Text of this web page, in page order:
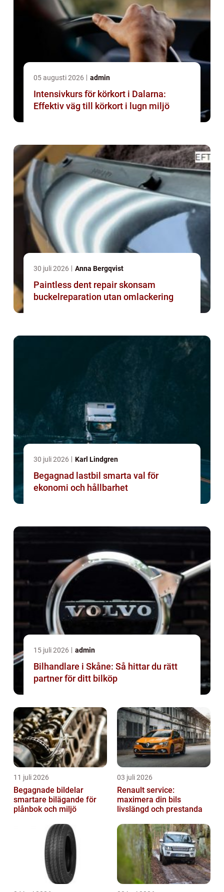
05 augusti 2026 admin
Intensivkurs för körkort i Dalarna:
Effektiv väg till körkort i lugn miljö
30 juli 2026 Anna Bergqvist
Paintless dent repair skonsam
buckelreparation utan omlackering
30 juli 2026 Karl Lindgren
Begagnad lastbil smarta val för
ekonomi och hållbarhet
15 juli 2026 admin
Bilhandlare i Skåne: Så hittar du rätt
partner för ditt bilköp
11 juli 2026
Begagnade bildelar
smartare bilägande för
plånbok och miljö
03 juli 2026
Renault service:
maximera din bils
livslängd och prestanda